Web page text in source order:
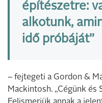
építészetre:
alkotunk,
idő próbáját”
– fejtegeti a Gordon &
Mackintosh. „Cégünk és